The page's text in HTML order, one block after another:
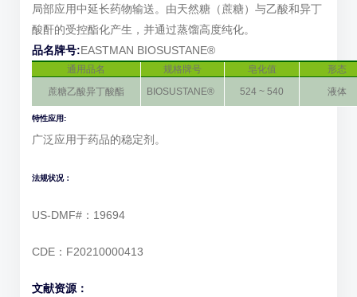
局部应用中延长药物输送。由天然糖（蔗糖）与乙酸和异丁
酸酐的受控酯化产生，并通过蒸馏高度纯化。
品名牌号:EASTMAN BIOSUSTANE®
通用品名 规格牌号 皂化值
形态
蔗糖乙酸异丁酸酯
BIOSUSTANE® 524 ~ 540 液体
特性应用:
广泛应用于药品的稳定剂。
法规状况：
US-DMF#：19694
CDE：F20210000413
文献资源：